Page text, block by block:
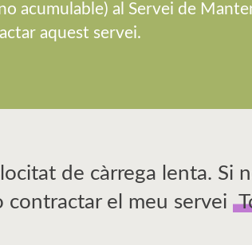
acumulable) al Servei de
aquest servei.
de càrrega lenta. Si
contractar el meu servei